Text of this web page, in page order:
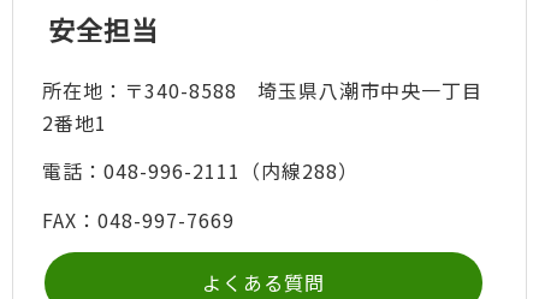
安全担当
所在地：〒340-8588 埼玉県八潮市中央一丁目
2番地1
電話：048-996-2111（内線288）
FAX：048-997-7669
よくある質問